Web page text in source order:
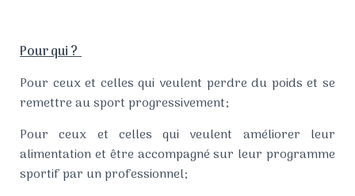
Pour qui ?
Pour ceux et celles qui veulent perdre du poids et se
remettre au sport progressivement;
Pour ceux et celles qui veulent améliorer leur
alimentation et être accompagné sur leur programme
sportif par un professionnel;